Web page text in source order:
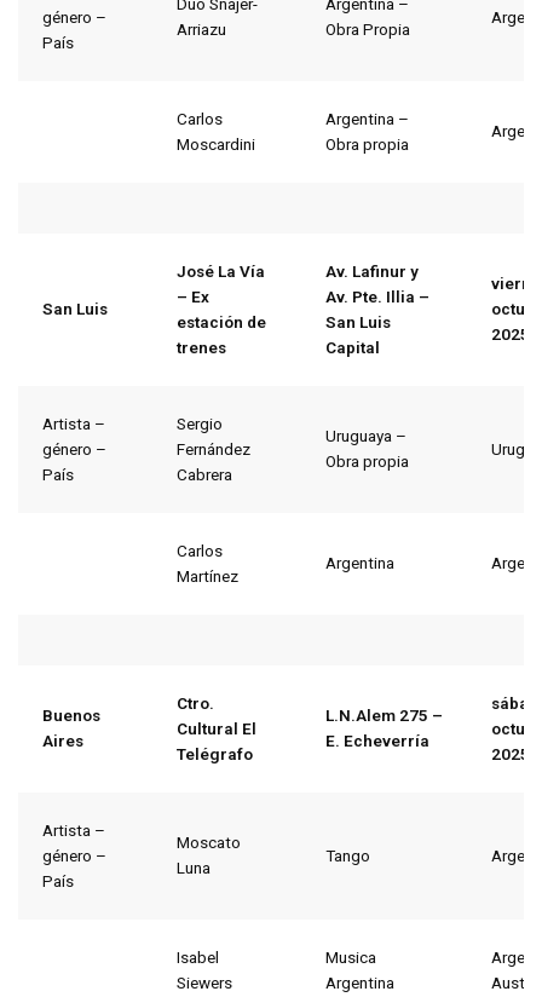
género –
País
Dúo Snajer-
Arriazu
Argentina –
Obra Propia
Carlos
Moscardini
Argentina –
Obra propia
San Luis
José La Vía
– Ex
estación de
trenes
Av. Lafinur y
Av. Pte. Illia –
San Luis
Capital
2025
Artista –
género –
País
Sergio
Fernández
Cabrera
Uruguaya –
Obra propia
Carlos
Martínez
Argentina
Buenos
Aires
Ctro.
Cultural El
Telégrafo
L.N.Alem 275 –
E. Echeverría
2025
Artista –
género –
País
Moscato
Luna
Tango
Isabel
Siewers
Musica
Argentina
Austria